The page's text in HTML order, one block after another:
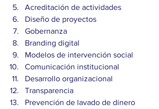
Acreditación de actividades
Diseño de proyectos
Gobernanza
Branding digital
Modelos de intervención social
Comunicación institucional
Desarrollo organizacional
Transparencia
Prevención de lavado de dinero